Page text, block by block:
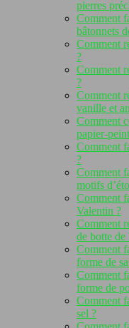
pierres
Comment
bâtonnets
Comment
?
Comment
?
Comment
vanille et
Comment
papier-
Comment
?
Comment
motifs
Comment
Valentin ?
Comment
de botte de
Comment
forme de
Comment
forme de
Comment
sel ?